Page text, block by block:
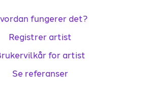
fungerer det?
Registrer artist
for artist
Se referanser